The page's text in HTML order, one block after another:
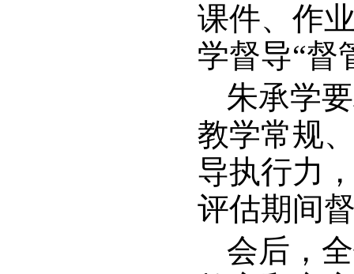
课件、作
学督导“督
朱承学
教学常规
导执行力
评估期间
会后，